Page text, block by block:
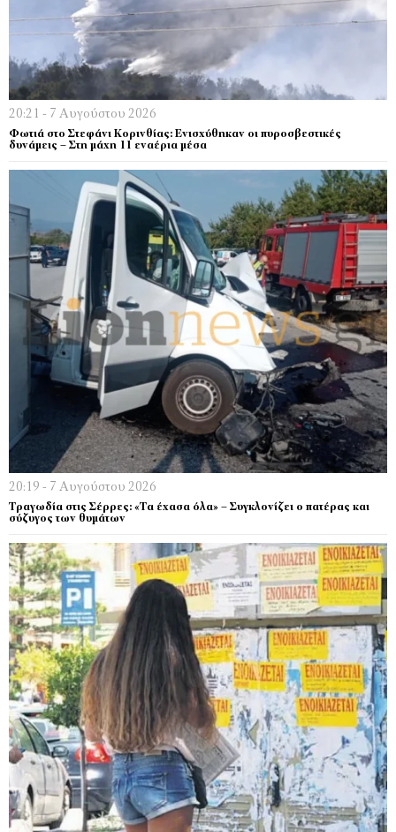
20:21 - 7 Αυγούστου 2026
Φωτιά στο Στεφάνι Κορινθίας: Ενισχύθηκαν οι πυροσβεστικές
δυνάμεις – Στη μάχη 11 εναέρια μέσα
20:19 - 7 Αυγούστου 2026
Τραγωδία στις Σέρρες: «Τα έχασα όλα» – Συγκλονίζει ο πατέρας και
σύζυγος των θυμάτων